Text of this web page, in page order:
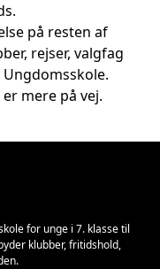
på resten af
rejser, valgfag
mere på vej.
for unge i 7. klasse til
klubber, fritidshold,